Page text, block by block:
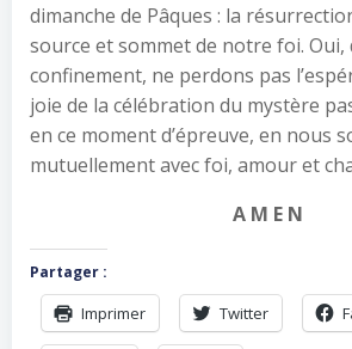
dimanche de Pâques : la
source et sommet de notre foi. Oui,
confinement, ne perdons pas
joie de la célébration du mystère
en ce moment d’épreuve, en nous
mutuellement avec foi, amour et
A M E N
Partager :
Imprimer Twitter